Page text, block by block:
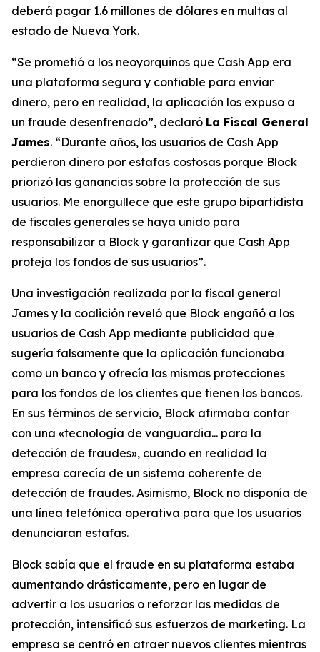
deberá pagar 1.6 millones de dólares en multas al
estado de Nueva York.
“Se prometió a los neoyorquinos que Cash App era
una plataforma segura y confiable para enviar
dinero, pero en realidad, la aplicación los expuso a
un fraude desenfrenado”, declaró La Fiscal General
James. “Durante años, los usuarios de Cash App
perdieron dinero por estafas costosas porque Block
priorizó las ganancias sobre la protección de sus
usuarios. Me enorgullece que este grupo bipartidista
de fiscales generales se haya unido para
responsabilizar a Block y garantizar que Cash App
proteja los fondos de sus usuarios”.
Una investigación realizada por la fiscal general
James y la coalición reveló que Block engañó a los
usuarios de Cash App mediante publicidad que
sugería falsamente que la aplicación funcionaba
como un banco y ofrecía las mismas protecciones
para los fondos de los clientes que tienen los bancos.
En sus términos de servicio, Block afirmaba contar
con una «tecnología de vanguardia... para la
detección de fraudes», cuando en realidad la
empresa carecía de un sistema coherente de
detección de fraudes. Asimismo, Block no disponía de
una línea telefónica operativa para que los usuarios
denunciaran estafas.
Block sabía que el fraude en su plataforma estaba
aumentando drásticamente, pero en lugar de
advertir a los usuarios o reforzar las medidas de
protección, intensificó sus esfuerzos de marketing. La
empresa se centró en atraer nuevos clientes mientras